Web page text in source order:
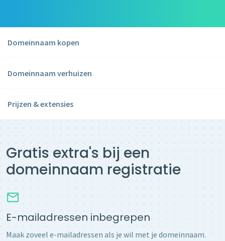
Domeinnaam kopen
Domeinnaam verhuizen
Prijzen & extensies
Gratis extra's bij een
domeinnaam registratie
E-mailadressen inbegrepen
Maak zoveel e-mailadressen als je wil met je domeinnaam.